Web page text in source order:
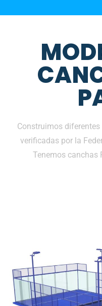
Construimos
verificadas por la
Tenemos canchas